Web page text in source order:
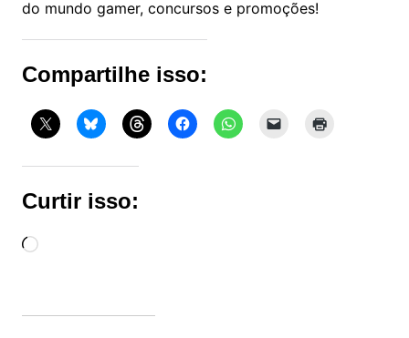
do mundo gamer, concursos e promoções!
Compartilhe isso:
Curtir isso:
Carregando...